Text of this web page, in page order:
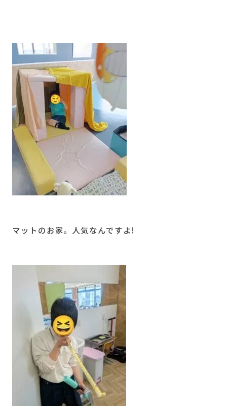
マットのお家。人気なんですよ!